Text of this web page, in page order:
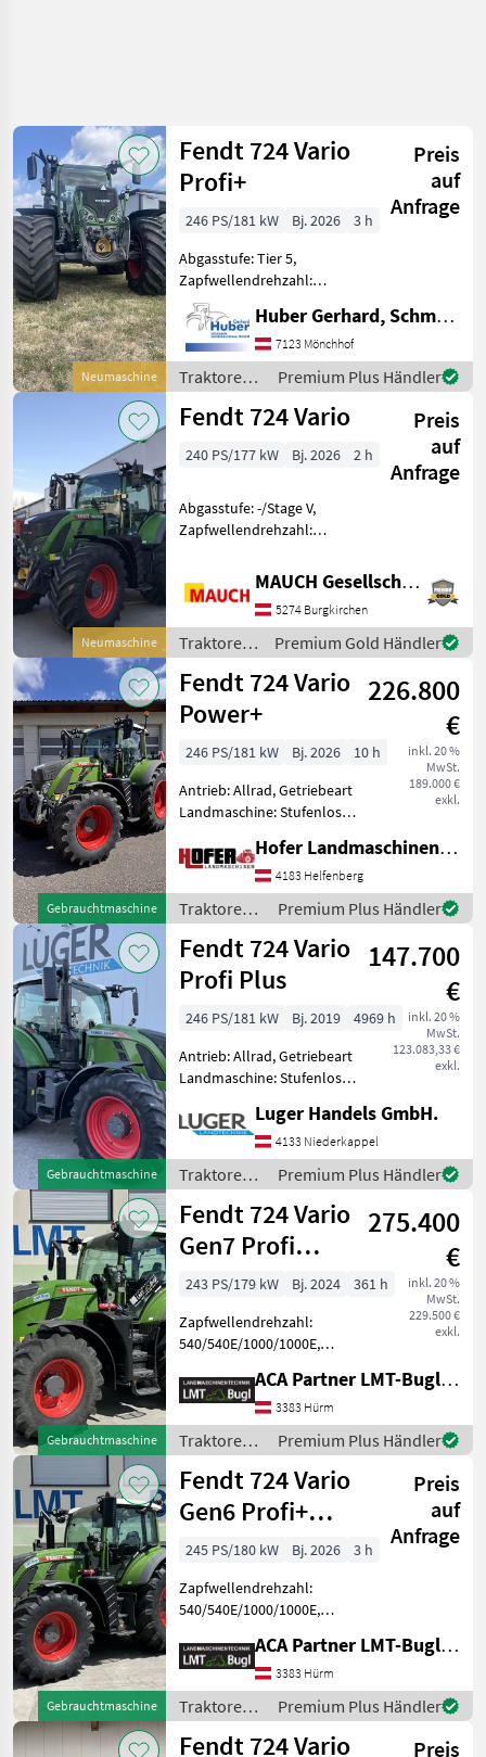
Neumaschine
Fendt 724 Vario
Profi+
Preis
auf
Anfrage
246 PS/181 kW Bj. 2026
3 h
Abgasstufe: Tier 5,
Zapfwellendrehzahl:
540/540E/1000/1000E,
Bolzengröße
Anhängevorrichtung (mm):
38mm, Aufladung:
Turbolader mit
Ladeluftkühlung,
Höchstgeschwindigkeit
Huber Gerhard, Schmiede und Landmaschinen GmbH.
7123 Mönchhof
Traktoren /
Fendt
Premium Plus Händler
Neumaschine
Fendt 724 Vario
Preis
auf
Anfrage
240 PS/177 kW Bj. 2026 2 h
Abgasstufe: -/Stage V,
Zapfwellendrehzahl:
Bolzengröße
Anhängevorrichtung (mm):
38mm, Aufladung:
Turbolader mit
Ladeluftkühlung,
Höchstgeschwindigkeit in
MAUCH Gesellschaft m.b.H. & Co.KG
5274 Burgkirchen
Traktoren
/ Fendt
Premium Gold Händler
Gebrauchtmaschine
Fendt 724 Vario
Power+
226.800
€
inkl. 20 %
MwSt.
189.000 €
exkl.
246 PS/181 kW Bj. 2026
10 h
Antrieb: Allrad, Getriebeart
Landmaschine: Stufenloses
Zapfwellendrehzahl:
540/540E/1000/1000E,
Höchstgeschwindigkeit in
km/h: 50 km/h, Aufla
Hofer Landmaschinen Handels GmbH.
4183 Helfenberg
Traktoren /
Fendt
Premium Plus Händler
Gebrauchtmaschine
Fendt 724 Vario
Profi Plus
147.700
€
inkl. 20 %
MwSt.
123.083,33 €
exkl.
246 PS/181 kW Bj. 2019
4969 h
Antrieb: Allrad, Getriebeart
Landmaschine: Stufenloses
Zapfwellendrehzahl:
540/540E/1000/1000E,
Höchstgeschwindigkeit in
km/h: 50 km/h, Aufla
Luger Handels GmbH.
4133 Niederkappel
Traktoren /
Fendt
Premium Plus Händler
Gebrauchtmaschine
Fendt 724 Vario
Gen7 Profi
Setting 2
275.400
€
inkl. 20 %
MwSt.
229.500 €
exkl.
243 PS/179 kW Bj. 2024
361 h
Zapfwellendrehzahl:
540/540E/1000/1000E,
Anhängevorrichtung (mm):
38mm, Aufladung:
Turbolader mit
Ladeluftkühlung,
Höchstgeschwindigkeit in
km/h: 50 km/h, Ge
ACA Partner LMT-Bugl GmbH
3383 Hürm
Traktoren /
Fendt
Premium Plus Händler
Gebrauchtmaschine
Fendt 724 Vario
Gen6 Profi+
Setting2
Preis
auf
Anfrage
245 PS/180 kW Bj. 2026
3 h
Zapfwellendrehzahl:
540/540E/1000/1000E,
Anhängevorrichtung (mm):
38mm, Aufladung:
Turbolader mit
Ladeluftkühlung,
Höchstgeschwindigkeit in
ACA Partner LMT-Bugl GmbH
3383 Hürm
Traktoren /
Fendt
Premium Plus Händler
Fendt 724 Vario
Preis